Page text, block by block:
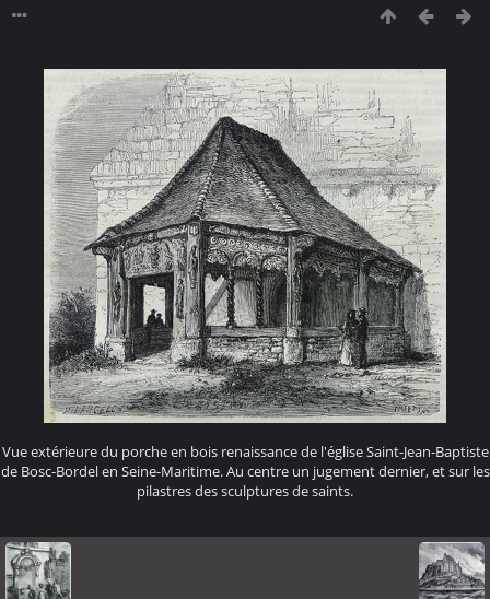
Vue extérieure du porche en bois renaissance de l'église Saint-Jean-Baptiste
de Bosc-Bordel en Seine-Maritime. Au centre un jugement dernier, et sur les
pilastres des sculptures de saints.